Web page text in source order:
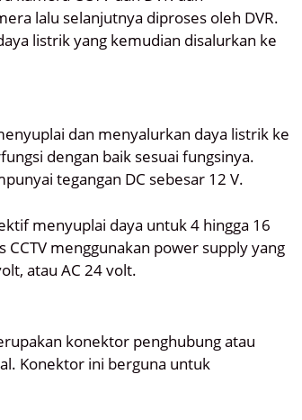
lalu selanjutnya diproses oleh DVR.
listrik yang kemudian disalurkan ke
dan menyalurkan daya listrik ke
dengan baik sesuai fungsinya.
tegangan DC sebesar 12 V.
menyuplai daya untuk 4 hingga 16
CCTV menggunakan power supply yang
atau AC 24 volt.
konektor penghubung atau
Konektor ini berguna untuk